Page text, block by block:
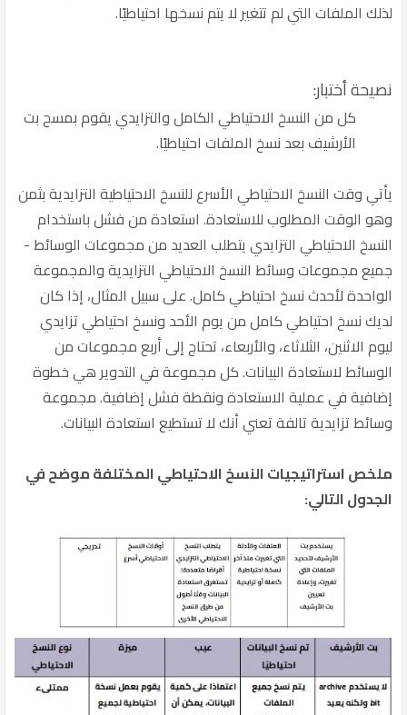
لذلك الملفات التي لم تتغير لا يتم نسخها احتياطيًا.
نصيحة أختبار:
كل من النسخ الاحتياطي الكامل والتزايدي يقوم بمسح بت
الأرشيف بعد نسخ الملفات احتياطيًا.
يأتي وقت النسخ الاحتياطي الأسرع للنسخ الاحتياطية التزايدية بثمن
وهو الوقت المطلوب للاستعادة. استعادة من فشل باستخدام
النسخ الاحتياطي التزايدي يتطلب العديد من مجموعات الوسائط -
جميع مجموعات وسائط النسخ الاحتياطي التزايدية والمجموعة
الواحدة لأحدث نسخ احتياطي كامل. على سبيل المثال، إذا كان
لديك نسخ احتياطي كامل من يوم الأحد ونسخ احتياطي تزايدي
ليوم الاثنين، الثلاثاء، والأربعاء، تحتاج إلى أربع مجموعات من
الوسائط لاستعادة البيانات. كل مجموعة في التدوير هي خطوة
إضافية في عملية الاستعادة ونقطة فشل إضافية. مجموعة
وسائط تزايدية تالفة تعني أنك لا تستطيع استعادة البيانات.
ملخص استراتيجيات النسخ الاحتياطي المختلفة موضح في
الجدول التالي: